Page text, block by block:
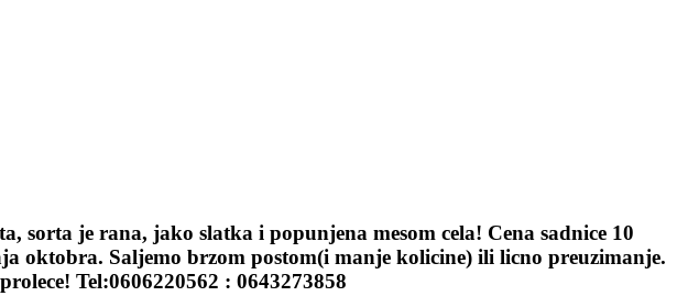
sorta je rana, jako slatka i popunjena mesom cela! Cena sadnice 10
Saljemo brzom postom(i manje kolicine) ili licno preuzimanje.
Tel:0606220562 : 0643273858